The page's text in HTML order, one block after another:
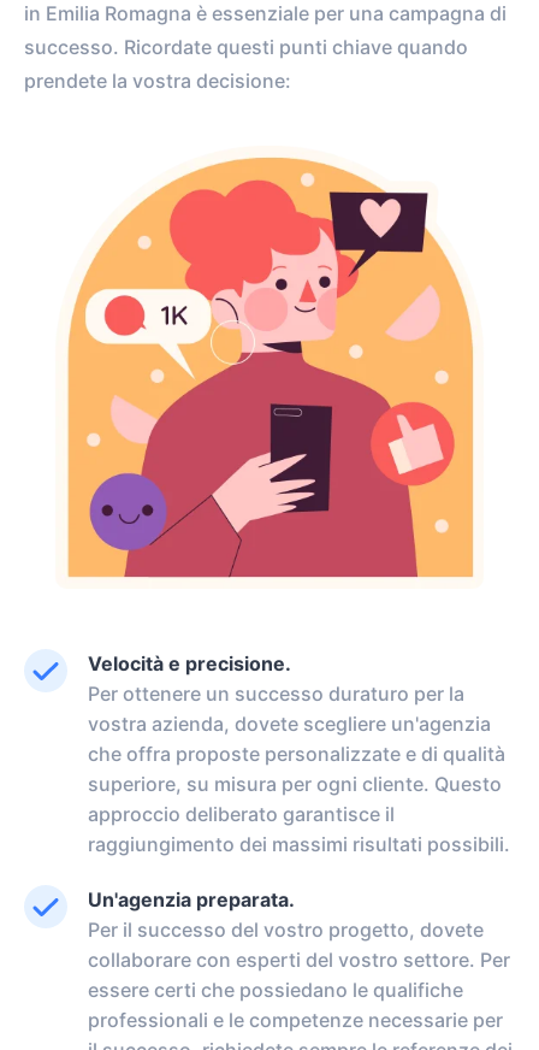
in Emilia Romagna è essenziale per una campagna di
successo. Ricordate questi punti chiave quando
prendete la vostra decisione:
Velocità e precisione.
Per ottenere un successo duraturo per la
vostra azienda, dovete scegliere un'agenzia
che offra proposte personalizzate e di qualità
superiore, su misura per ogni cliente. Questo
approccio deliberato garantisce il
raggiungimento dei massimi risultati possibili.
Un'agenzia preparata.
Per il successo del vostro progetto, dovete
collaborare con esperti del vostro settore. Per
essere certi che possiedano le qualifiche
professionali e le competenze necessarie per